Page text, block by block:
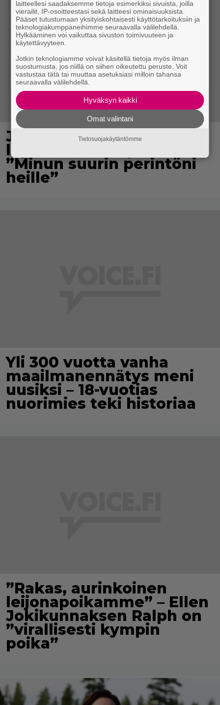
Jani Sievinen kokosi
lapsikatraansa yhteen –
”Minun suurin perintöni
heille”
Yli 300 vuotta vanha
maailmanennätys meni
uusiksi – 18-vuotias
nuorimies teki historiaa
”Rakas, aurinkoinen
leijonapoikamme” – Ellen
Jokikunnaksen Ralph on
”virallisesti kympin
poika”
laitteellesi saadaksemme tietoja esimerkiksi sivuista, joilla
vierailit, IP-osoitteestasi sekä laitteesi ominaisuuksista.
Pääset tutustumaan yksityiskohtaisesti käyttötarkoituksiin ja
teknologiakumppaneihimme seuraavalla välilehdellä.
Hylkääminen voi vaikuttaa sivuston toimivuuteen ja
käytettävyyteen.
Jotkin teknologiamme voivat käsitellä tietoja myös ilman
suostumusta, jos niillä on siihen oikeutettu peruste. Voit
vastustaa tätä tai muuttaa asetuksiasi milloin tahansa
seuraavalla välilehdellä.
Hyväksyn kaikki
Omat valintani
Tietosuojakäytäntömme